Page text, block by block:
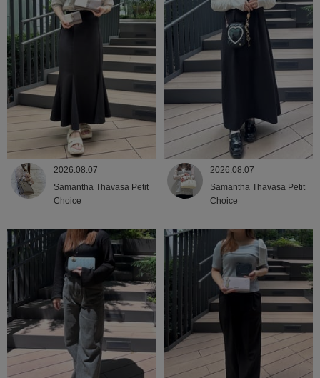
2026.08.07
Samantha Thavasa Petit
Choice
2026.08.07
Samantha Thavasa Petit
Choice